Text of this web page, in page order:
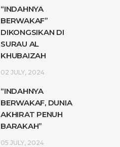
“INDAHNYA
BERWAKAF”
DIKONGSIKAN DI
SURAU AL
KHUBAIZAH
02 JULY, 2024
“INDAHNYA
BERWAKAF, DUNIA
AKHIRAT PENUH
BARAKAH”
05 JULY, 2024